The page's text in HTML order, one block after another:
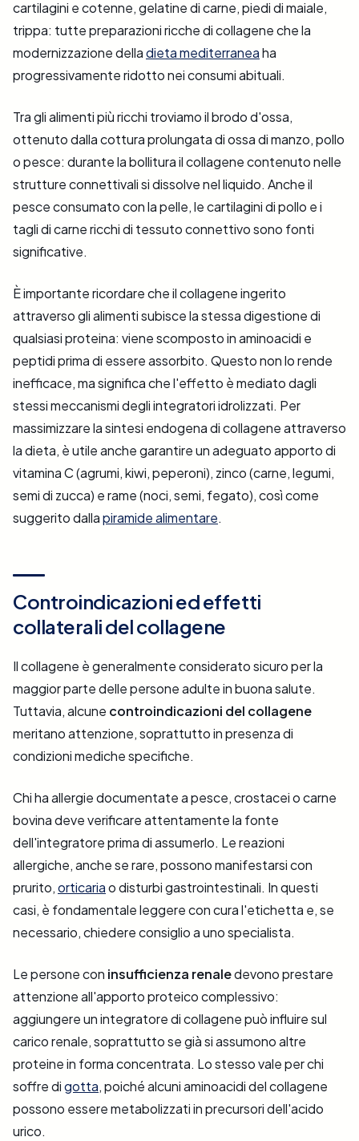
cartilagini e cotenne, gelatine di carne, piedi di maiale,
trippa: tutte preparazioni ricche di collagene che la
modernizzazione delladieta mediterraneaha
progressivamente ridotto nei consumi abituali.
Tra gli alimenti più ricchi troviamo il brodo d'ossa,
ottenuto dalla cottura prolungata di ossa di manzo, pollo
o pesce: durante la bollitura il collagene contenuto nelle
strutture connettivali si dissolve nel liquido. Anche il
pesce consumato con la pelle, le cartilagini di pollo e i
tagli di carne ricchi di tessuto connettivo sono fonti
significative.
È importante ricordare che il collagene ingerito
attraverso gli alimenti subisce la stessa digestione di
qualsiasi proteina: viene scomposto in aminoacidi e
peptidi prima di essere assorbito. Questo non lo rende
inefficace, ma significa che l'effetto è mediato dagli
stessi meccanismi degli integratori idrolizzati. Per
massimizzare la sintesi endogena di collagene attraverso
la dieta, è utile anche garantire un adeguato apporto di
vitamina C (agrumi, kiwi, peperoni), zinco (carne, legumi,
semi di zucca) e rame (noci, semi, fegato), così come
suggerito dallapiramide alimentare.
Controindicazioni ed effetti
collaterali del collagene
Il collagene è generalmente considerato sicuro per la
maggior parte delle persone adulte in buona salute.
Tuttavia, alcune controindicazioni del collagene
meritano attenzione, soprattutto in presenza di
condizioni mediche specifiche.
Chi ha allergie documentate a pesce, crostacei o carne
bovina deve verificare attentamente la fonte
dell'integratore prima di assumerlo. Le reazioni
allergiche, anche se rare, possono manifestarsi con
prurito,orticariao disturbi gastrointestinali. In questi
casi, è fondamentale leggere con cura l'etichetta e, se
necessario, chiedere consiglio a uno specialista.
Le persone con insufficienza renaledevono prestare
attenzione all'apporto proteico complessivo:
aggiungere un integratore di collagene può influire sul
carico renale, soprattutto se già si assumono altre
proteine in forma concentrata. Lo stesso vale per chi
soffre digotta, poiché alcuni aminoacidi del collagene
possono essere metabolizzati in precursori dell'acido
urico.